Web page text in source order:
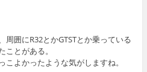
囲にR32とかGTSTとか乗っている
とがある。
よかったような気がしますね。